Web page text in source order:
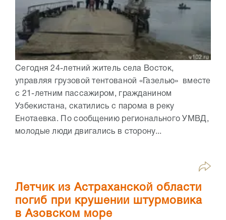
Сегодня 24-летний житель села Восток,
управляя грузовой тентованой «Газелью» вместе
с 21-летним пассажиром, гражданином
Узбекистана, скатились с парома в реку
Енотаевка. По сообщению регионального УМВД,
молодые люди двигались в сторону...
Летчик из Астраханской области
погиб при крушении штурмовика
в Азовском море